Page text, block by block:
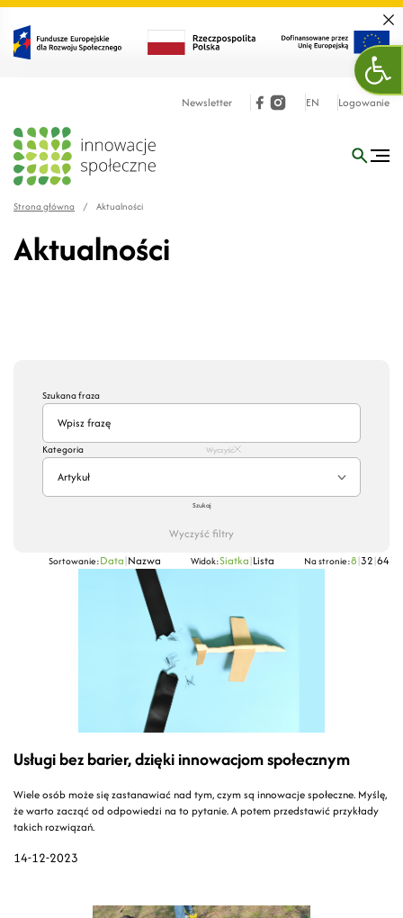
Newsletter EN Logowanie
Strona główna / Aktualności
Aktualności
Szukana fraza
Kategoria Wyczyść
Artykuł
Szukaj
Wyczyść filtry
Sortowanie:Data|Nazwa Widok:Siatka|Lista Na stronie:8|32|64
14-12-2023
Usługi bez barier, dzięki innowacjom społecznym
Wiele osób może się zastanawiać nad tym, czym są innowacje społeczne. Myślę,
że warto zacząć od odpowiedzi na to pytanie. A potem przedstawić przykłady
takich rozwiązań.